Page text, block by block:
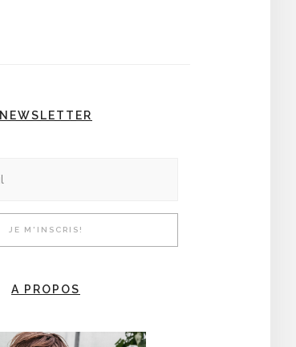
NEWSLETTER
A PROPOS